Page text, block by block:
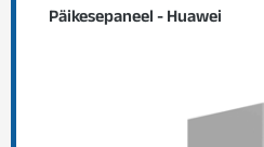
Päikesepaneel - Huawei